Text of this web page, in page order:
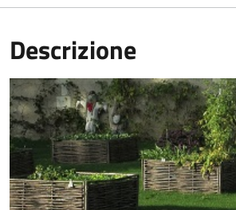
Descrizione